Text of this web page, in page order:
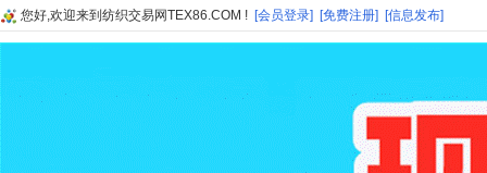
您好,欢迎来到纺织交易网TEX86.COM ! [会员登录] [免费注册] [信息发布]